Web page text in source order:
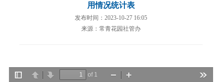
用情况统计表
发布时间：2023-10-27 16:05
来源：常青花园社管办